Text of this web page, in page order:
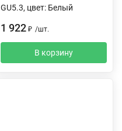
GU5.3, цвет: Белый
1 922 ₽ /шт.
В корзину